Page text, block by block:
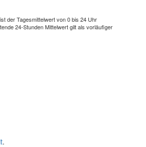
der Tagesmittelwert von 0 bis 24 Uhr
24-Stunden Mittelwert gilt als vorläufiger
.